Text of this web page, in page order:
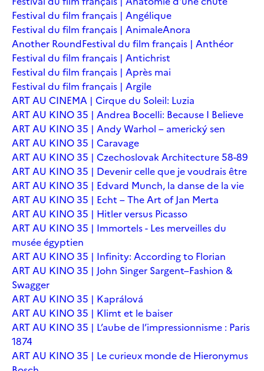
Festival du film français | Angélique
Festival du film français | AnimaleAnora
Another RoundFestival du film français | Anthéor
Festival du film français | Antichrist
Festival du film français | Après mai
Festival du film français | Argile
ART AU CINEMA | Cirque du Soleil: Luzia
ART AU KINO 35 | Andrea Bocelli: Because I Believe
ART AU KINO 35 | Andy Warhol – americký sen
ART AU KINO 35 | Caravage
ART AU KINO 35 | Czechoslovak Architecture 58-89
ART AU KINO 35 | Devenir celle que je voudrais être
ART AU KINO 35 | Edvard Munch, la danse de la vie
ART AU KINO 35 | Echt – The Art of Jan Merta
ART AU KINO 35 | Hitler versus Picasso
ART AU KINO 35 | Immortels - Les merveilles du
musée égyptien
ART AU KINO 35 | Infinity: According to Florian
ART AU KINO 35 | John Singer Sargent–Fashion &
Swagger
ART AU KINO 35 | Kaprálová
ART AU KINO 35 | Klimt et le baiser
ART AU KINO 35 | L’aube de l’impressionnisme : Paris
1874
ART AU KINO 35 | Le curieux monde de Hieronymus